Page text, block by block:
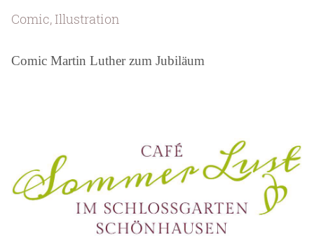
Comic, Illustration
Comic Martin Luther zum Jubiläum